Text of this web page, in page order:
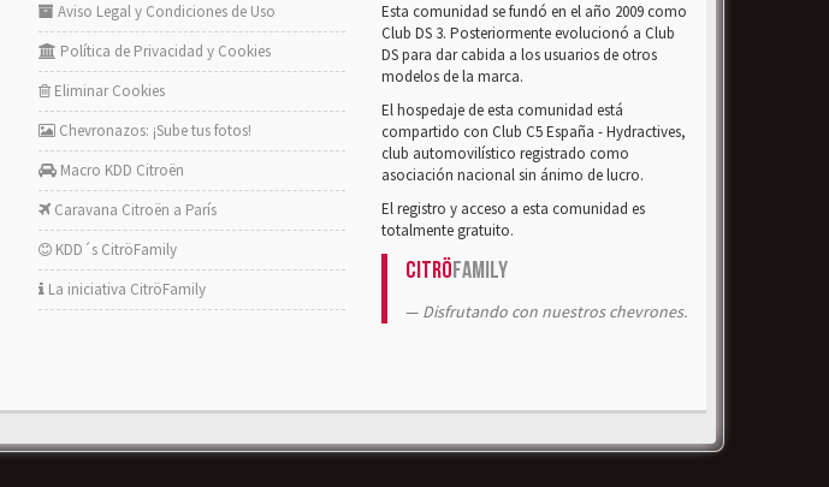
Aviso Legal y Condiciones de Uso
Política de Privacidad y Cookies
Eliminar Cookies
Chevronazos: ¡Sube tus fotos!
Macro KDD Citroën
Caravana Citroën a París
KDD´s CitröFamily
La iniciativa CitröFamily
Esta comunidad se fundó en el año 2009 como
Club DS 3. Posteriormente evolucionó a Club
DS para dar cabida a los usuarios de otros
modelos de la marca.
El hospedaje de esta comunidad está
compartido con Club C5 España - Hydractives,
club automovilístico registrado como
asociación nacional sin ánimo de lucro.
El registro y acceso a esta comunidad es
totalmente gratuito.
CitröFamily
Disfrutando con nuestros chevrones.